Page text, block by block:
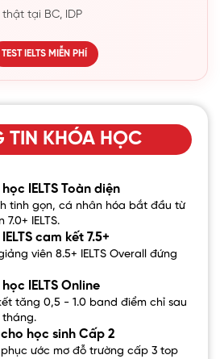
tại BC, IDP
TEST IELTS MIỄN PHÍ
TIN KHÓA HỌC
học IELTS Toàn diện
tinh gọn, cá nhân hóa bắt đầu từ
7.0+ IELTS.
cam kết 7.5+
viên 8.5+ IELTS Overall đứng
IELTS Online
tăng 0,5 - 1.0 band điểm chỉ sau
tháng.
cho học sinh Cấp 2
phục ước mơ đỗ trường cấp 3 top